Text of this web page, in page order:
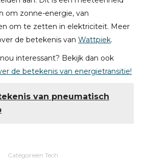
om zonne-energie, van
om te zetten in elektriciteit. Meer
de betekenis van Wattpiek.
interessant? Bekijk dan ook
de betekenis van energietransitie!
van pneumatisch
Categorieën Tech